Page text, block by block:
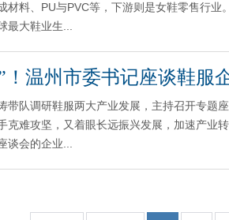
材料、PU与PVC等，下游则是女鞋零售行
最大鞋业生...
！温州市委书记座谈鞋服
带队调研鞋服两大产业发展，主持召开专题
克难攻坚，又着眼长远振兴发展，加速产业
谈会的企业...